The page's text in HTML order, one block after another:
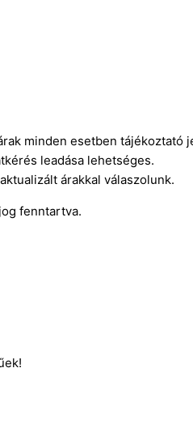
minden esetben tájékoztató
leadása lehetséges.
árakkal válaszolunk.
fenntartva.